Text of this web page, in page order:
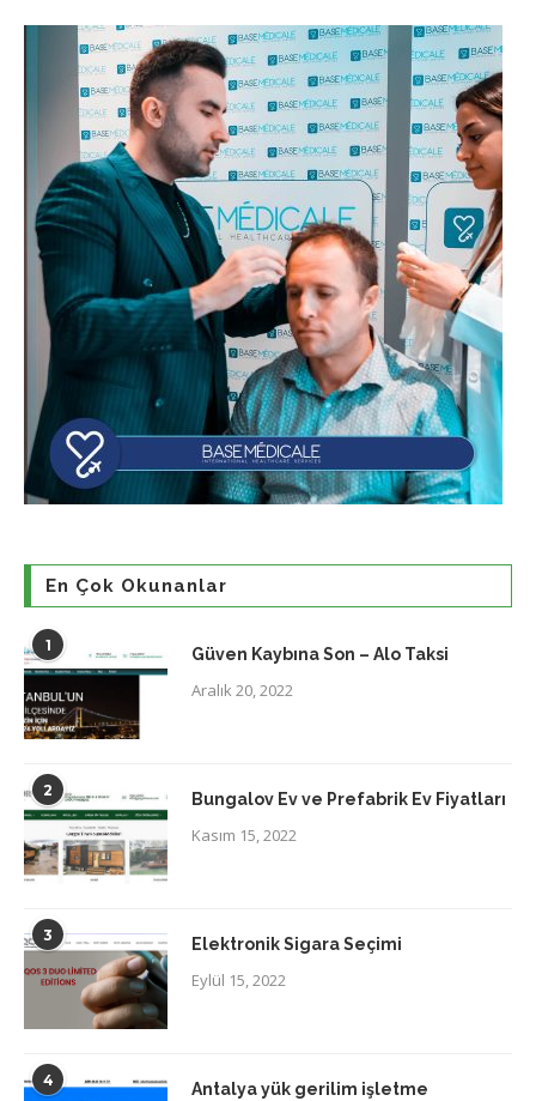
En Çok Okunanlar
1 Güven Kaybına Son – Alo Taksi
Aralık 20, 2022
2 Bungalov Ev ve Prefabrik Ev Fiyatları
Kasım 15, 2022
3 Elektronik Sigara Seçimi
Eylül 15, 2022
4
Antalya yük gerilim işletme